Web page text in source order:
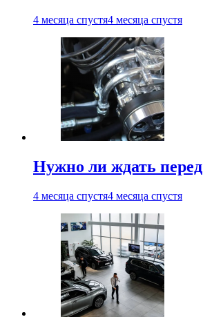
4 месяца спустя4 месяца спустя
Нужно ли ждать
4 месяца спустя4 месяца спустя